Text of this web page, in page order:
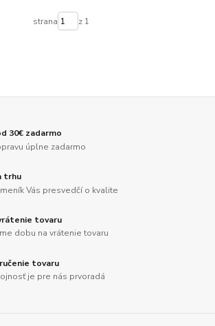
strana z 1
30€ zadarmo
úplne zadarmo
trhu
Vás presvedčí o kvalite
tovaru
dobu na vrátenie tovaru
tovaru
je pre nás prvoradá